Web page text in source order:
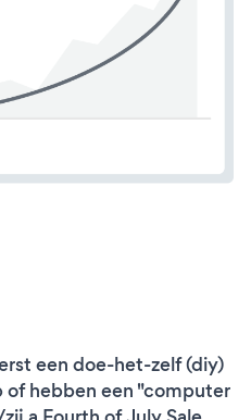
een doe-het-zelf (diy)
of hebben een "computer